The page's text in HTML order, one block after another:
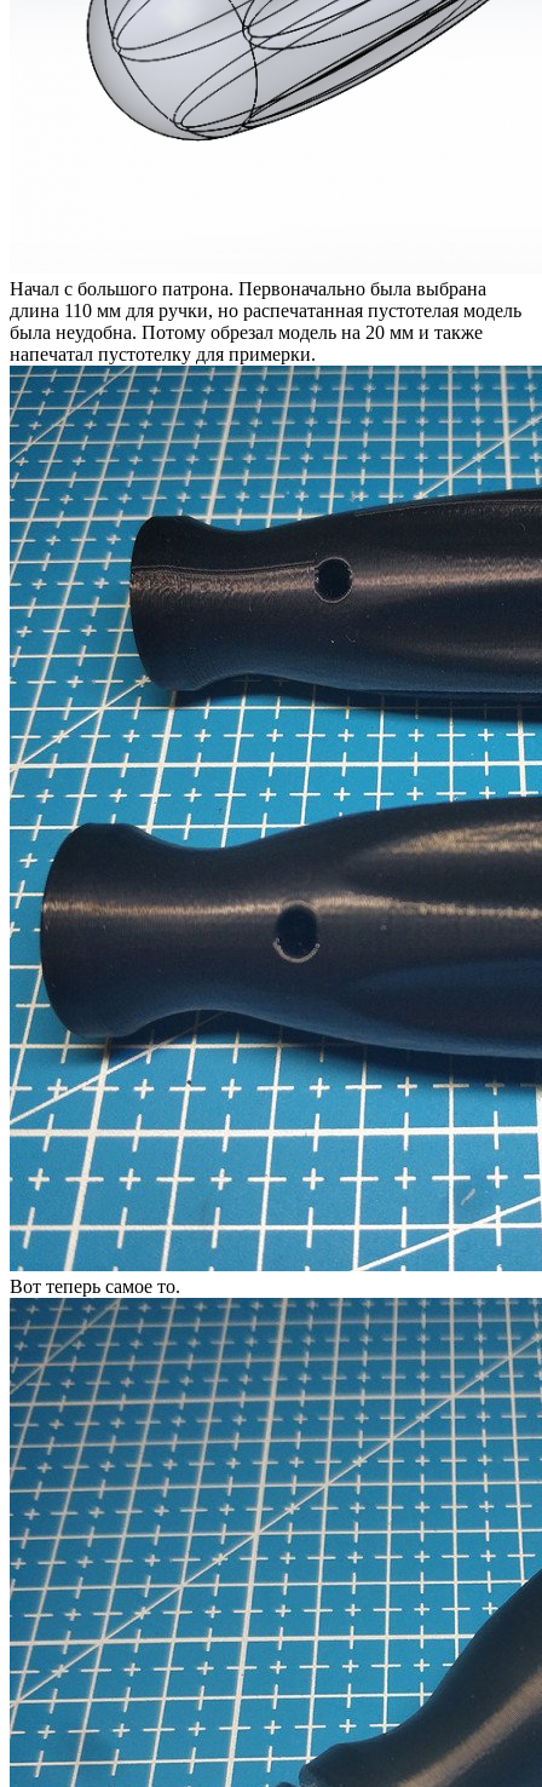
Начал с большого патрона. Первоначально была выбрана
длина 110 мм для ручки, но распечатанная пустотелая модель
была неудобна. Потому обрезал модель на 20 мм и также
напечатал пустотелку для примерки.
Вот теперь самое то.